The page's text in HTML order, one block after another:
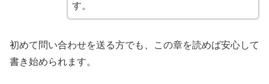
す。
初めて問い合わせを送る方でも、この章を読めば安心して
書き始められます。